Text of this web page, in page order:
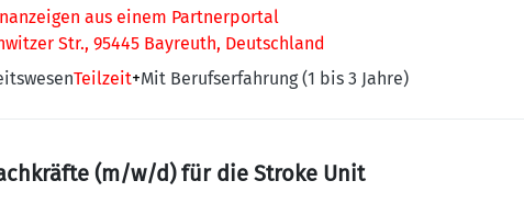
aus einem Partnerportal
Str., 95445 Bayreuth, Deutschland
Teilzeit+Mit Berufserfahrung (1 bis 3 Jahre)
(m/w/d) für die Stroke Unit